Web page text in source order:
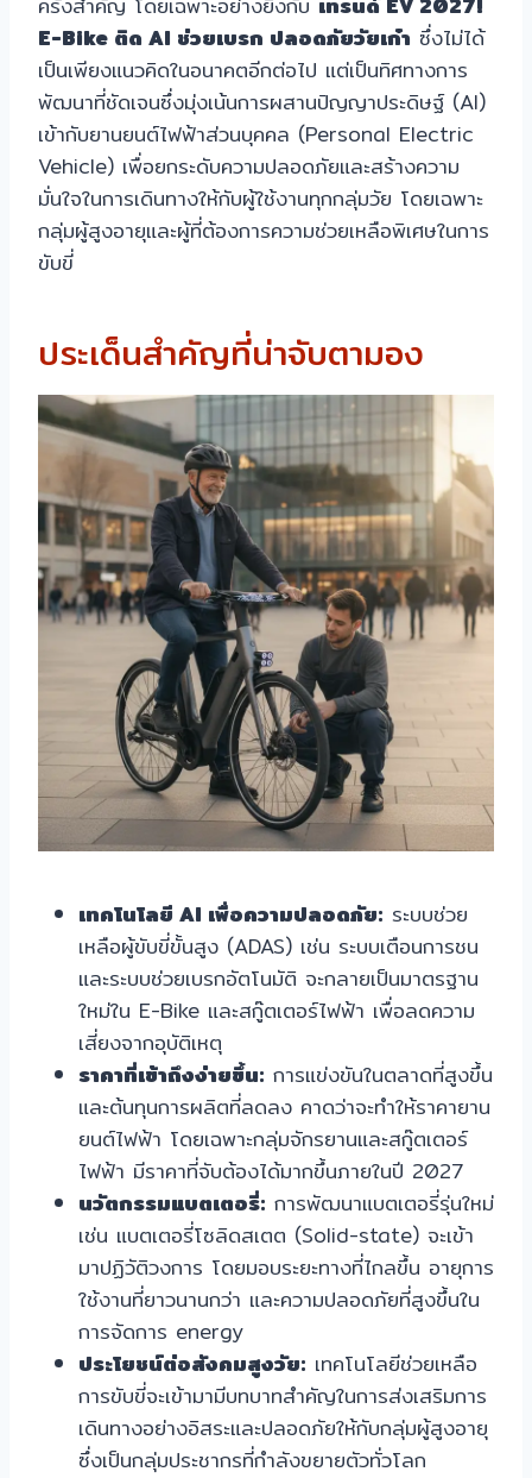
E-Bike ติด AI ช่วยเบรก ปลอดภัยวัยเก๋า ซึ่งไม่ได้
เป็นเพียงแนวคิดในอนาคตอีกต่อไป แต่เป็นทิศทางการ
พัฒนาที่ชัดเจนซึ่งมุ่งเน้นการผสานปัญญาประดิษฐ์ (AI)
เข้ากับยานยนต์ไฟฟ้าส่วนบุคคล (Personal Electric
Vehicle) เพื่อยกระดับความปลอดภัยและสร้างความ
มั่นใจในการเดินทางให้กับผู้ใช้งานทุกกลุ่มวัย โดยเฉพาะ
กลุ่มผู้สูงอายุและผู้ที่ต้องการความช่วยเหลือพิเศษในการ
ขับขี่
ประเด็นสำคัญที่น่าจับตามอง
เทคโนโลยี AI เพื่อความปลอดภัย: ระบบช่วย
เหลือผู้ขับขี่ขั้นสูง (ADAS) เช่น ระบบเตือนการชน
และระบบช่วยเบรกอัตโนมัติ จะกลายเป็นมาตรฐาน
ใหม่ใน E-Bike และสกู๊ตเตอร์ไฟฟ้า เพื่อลดความ
เสี่ยงจากอุบัติเหตุ
ราคาที่เข้าถึงง่ายขึ้น: การแข่งขันในตลาดที่สูงขึ้น
และต้นทุนการผลิตที่ลดลง คาดว่าจะทำให้ราคายาน
ยนต์ไฟฟ้า โดยเฉพาะกลุ่มจักรยานและสกู๊ตเตอร์
ไฟฟ้า มีราคาที่จับต้องได้มากขึ้นภายในปี 2027
นวัตกรรมแบตเตอรี่: การพัฒนาแบตเตอรี่รุ่นใหม่
เช่น แบตเตอรี่โซลิดสเตต (Solid-state) จะเข้า
มาปฏิวัติวงการ โดยมอบระยะทางที่ไกลขึ้น อายุการ
ใช้งานที่ยาวนานกว่า และความปลอดภัยที่สูงขึ้นใน
การจัดการ energy
ประโยชน์ต่อสังคมสูงวัย: เทคโนโลยีช่วยเหลือ
การขับขี่จะเข้ามามีบทบาทสำคัญในการส่งเสริมการ
เดินทางอย่างอิสระและปลอดภัยให้กับกลุ่มผู้สูงอายุ
ซึ่งเป็นกลุ่มประชากรที่กำลังขยายตัวทั่วโลก